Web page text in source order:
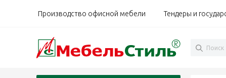
Производство офисной мебели Тендеры и